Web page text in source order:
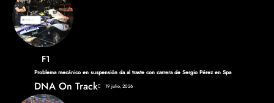
F1
Problema mecánico en suspensión da al traste con carrera de Sergio Pérez en Spa
DNA On Track 19 julio, 2026